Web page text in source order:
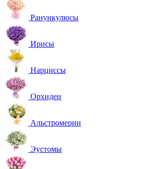
Ранункулюсы
Ирисы
Нарциссы
Орхидеи
Альстромерии
Эустомы